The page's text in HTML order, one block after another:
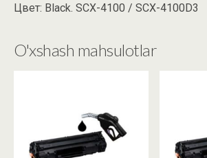
Цвет: Black. SCX-4100 / SCX-4100D3
O'xshash mahsulotlar